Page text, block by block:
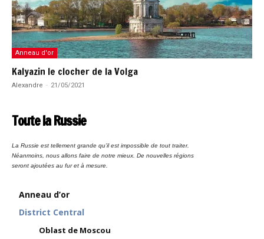
Anneau d'or
Kalyazin le clocher de la Volga
Alexandre - 21/05/2021
Toute la Russie
La Russie est tellement grande qu’il est impossible de tout traiter.
Néanmoins, nous allons faire de notre mieux. De nouvelles régions
seront ajoutées au fur et à mesure.
Anneau d’or
District Central
Oblast de Moscou